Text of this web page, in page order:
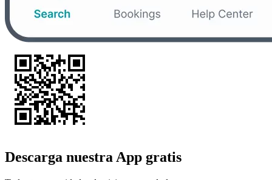
Descarga nuestra App gratis